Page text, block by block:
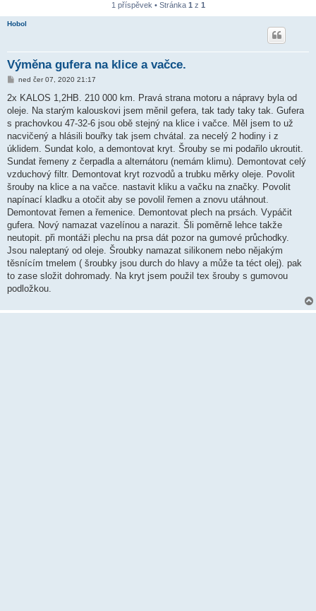
1 příspěvek • Stránka 1 z 1
Hobol
Výměna gufera na klice a vačce.
P
í
p
ě
v
e
k
ned čer 07, 2020 21:17
2x KALOS 1,2HB. 210 000 km. Pravá strana motoru a nápravy byla od
oleje. Na starým kalouskovi jsem měnil gefera, tak tady taky tak. Gufera
s prachovkou 47-32-6 jsou obě stejný na klice i vačce. Měl jsem to už
nacvičený a hlásili bouřky tak jsem chvátal. za necelý 2 hodiny i z
úklidem. Sundat kolo, a demontovat kryt. Šrouby se mi podařilo ukroutit.
Sundat řemeny z čerpadla a alternátoru (nemám klimu). Demontovat celý
vzduchový filtr. Demontovat kryt rozvodů a trubku měrky oleje. Povolit
šrouby na klice a na vačce. nastavit kliku a vačku na značky. Povolit
napínací kladku a otočit aby se povolil řemen a znovu utáhnout.
Demontovat řemen a řemenice. Demontovat plech na prsách. Vypáčit
gufera. Nový namazat vazelínou a narazit. Šli poměrně lehce takže
neutopit. při montáži plechu na prsa dát pozor na gumové průchodky.
Jsou naleptaný od oleje. Šroubky namazat silikonem nebo nějakým
těsnícím tmelem ( šroubky jsou durch do hlavy a může ta téct olej). pak
to zase složit dohromady. Na kryt jsem použil tex šrouby s gumovou
podložkou.